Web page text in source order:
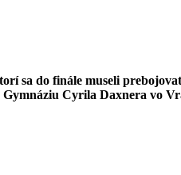
sa do finále museli
Cyrila Daxnera vo